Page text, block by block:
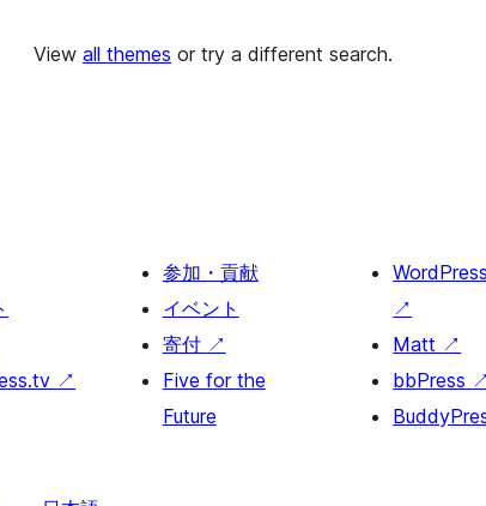
View all themes or try a different search.
↗
参加・貢献
イベント
寄付 ↗
Five for the
Future
↗
Matt ↗
bbPress ↗